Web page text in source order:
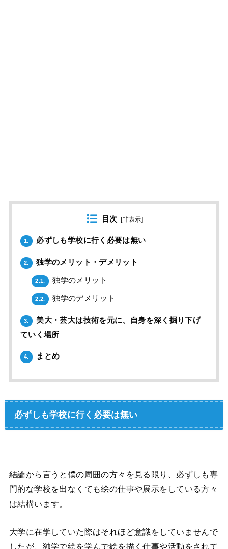
目次 [非表示]
1. 必ずしも学校に行く必要は無い
2. 独学のメリット・デメリット
2.1. 独学のメリット
2.2. 独学のデメリット
3.
美大・芸大は技術を元に、自身を深く掘り下げ
ていく場所
4. まとめ
必ずしも学校に行く必要は無い
結論から言うと僕の周囲の方々を見る限り、必ずしも専
門的な学校を出なくても絵の仕事や展示をしている方々
は結構います。
大学に在学していた際はそれほど意識をしていませんで
したが、独学で絵を学んで絵を描く仕事や活動をされて